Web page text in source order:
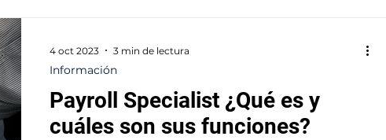
Payroll Specialist ¿Qué es y
cuáles son sus funciones?
Información
4 oct 2023 3 min de lectura